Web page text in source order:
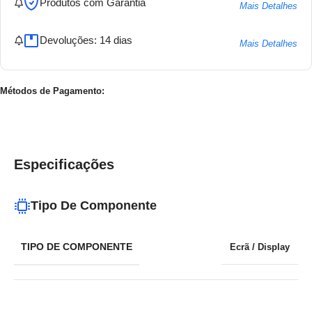
Produtos com Garantia Mais Detalhes
Devoluções: 14 dias Mais Detalhes
Métodos de Pagamento:
Especificações
Tipo De Componente
TIPO DE COMPONENTE Ecrã / Display